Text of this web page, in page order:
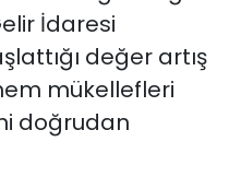
İdaresi
değer artış
mükellefleri
doğrudan